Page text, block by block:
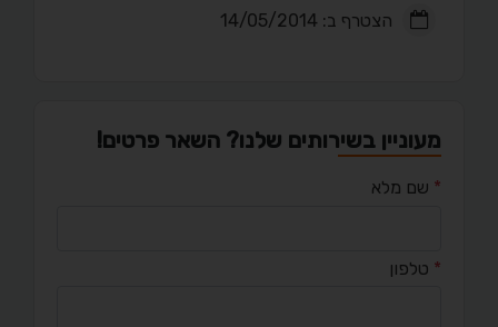
הצטרף ב: 14/05/2014
מעוניין בשירותים שלנו? השאר פרטים!
* שם מלא
* טלפון